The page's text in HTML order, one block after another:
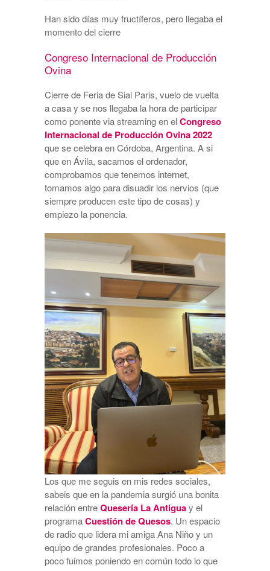
Han sido días muy fructíferos, pero llegaba el
momento del cierre
Congreso Internacional de Producción
Ovina
Cierre de Feria de Sial Paris, vuelo de vuelta
a casa y se nos llegaba la hora de participar
como ponente via streaming en elCongreso
Internacional de Producción Ovina 2022
que se celebra en Córdoba, Argentina. A si
que en Ávila, sacamos el ordenador,
comprobamos que tenemos internet,
tomamos algo para disuadir los nervios (que
siempre producen este tipo de cosas) y
empiezo la ponencia.
Los que me seguis en mis redes sociales,
sabeis que en la pandemia surgió una bonita
relación entreQuesería La Antiguay el
programaCuestión de Quesos. Un espacio
de radio que lidera mi amiga Ana Niño y un
equipo de grandes profesionales. Poco a
poco fuimos poniendo en común todo lo que